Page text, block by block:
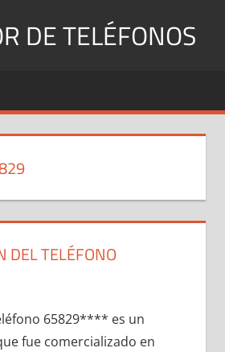
DE TELÉFONOS
DEL TELÉFONO
65829**** es un
fue comercializado en